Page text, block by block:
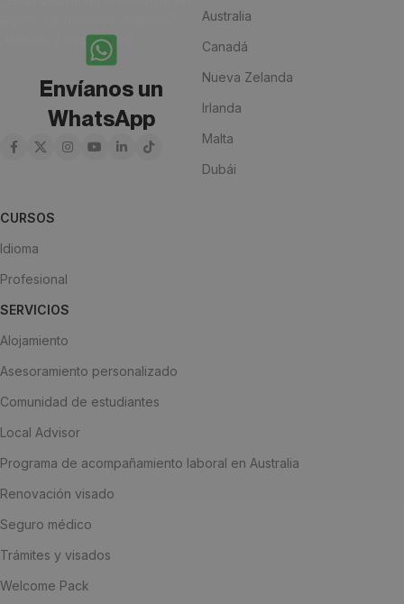
¡Anímate y escríbenos!
Envíanos un
WhatsApp
Australia
Canadá
Nueva Zelanda
Irlanda
Malta
Dubái
CURSOS
Idioma
Profesional
SERVICIOS
Alojamiento
Asesoramiento personalizado
Comunidad de estudiantes
Local Advisor
Programa de acompañamiento laboral en Australia
Renovación visado
Seguro médico
Trámites y visados
Welcome Pack